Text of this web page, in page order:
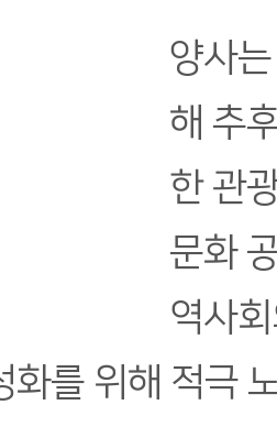
양사
해 추
한 관
문화
역사
화를 위해 적극